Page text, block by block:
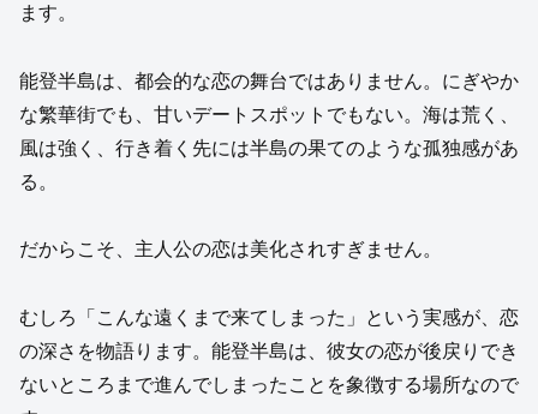
ます。
能登半島は、都会的な恋の舞台ではありません。にぎやか
な繁華街でも、甘いデートスポットでもない。海は荒く、
風は強く、行き着く先には半島の果てのような孤独感があ
る。
だからこそ、主人公の恋は美化されすぎません。
むしろ「こんな遠くまで来てしまった」という実感が、恋
の深さを物語ります。能登半島は、彼女の恋が後戻りでき
ないところまで進んでしまったことを象徴する場所なので